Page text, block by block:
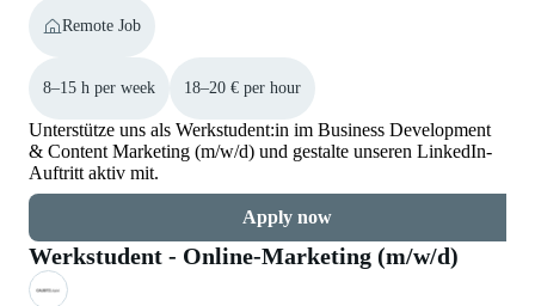
Remote Job
8–15 h per week 18–20 € per hour
Unterstütze uns als Werkstudent:in im Business Development
& Content Marketing (m/w/d) und gestalte unseren LinkedIn-
Auftritt aktiv mit.
Apply now
Werkstudent - Online-Marketing (m/w/d)